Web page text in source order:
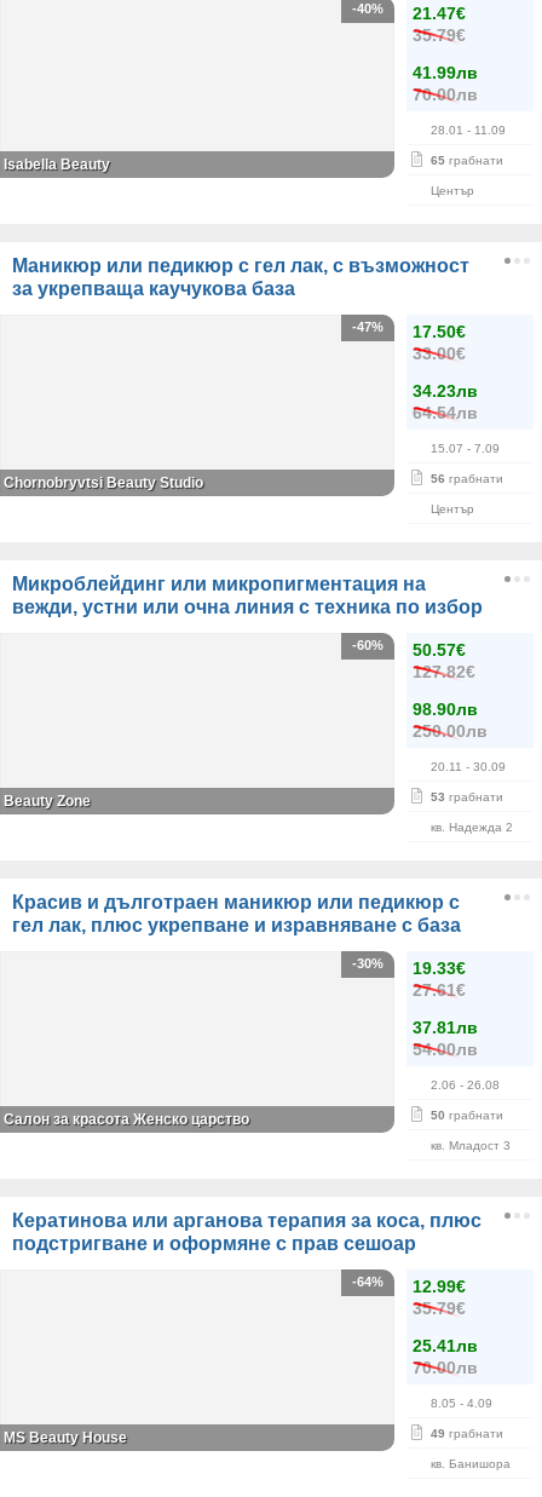
21.47€
35.79€
41.99лв
70.00лв
28.01 - 11.09
65 грабнати
Център
-40%
Isabella Beauty
Маникюр или педикюр с гел лак, с възможност
за укрепваща каучукова база
17.50€
33.00€
34.23лв
64.54лв
15.07 - 7.09
56 грабнати
Център
-47%
Chornobryvtsi Beauty Studio
Микроблейдинг или микропигментация на
вежди, устни или очна линия с техника по избор
50.57€
127.82€
98.90лв
250.00лв
20.11 - 30.09
53 грабнати
кв. Надежда 2
-60%
Beauty Zone
Красив и дълготраен маникюр или педикюр с
гел лак, плюс укрепване и изравняване с база
19.33€
27.61€
37.81лв
54.00лв
2.06 - 26.08
50 грабнати
кв. Младост 3
-30%
Салон за красота Женско царство
Кератинова или арганова терапия за коса, плюс
подстригване и оформяне с прав сешоар
12.99€
35.79€
25.41лв
70.00лв
8.05 - 4.09
49 грабнати
кв. Банишора
-64%
МS Beauty House